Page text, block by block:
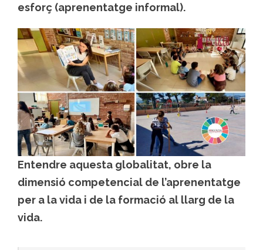
esforç (aprenentatge informal).
Entendre aquesta globalitat, obre la
dimensió competencial de l’aprenentatge
per a la vida i de la formació al llarg de la
vida.